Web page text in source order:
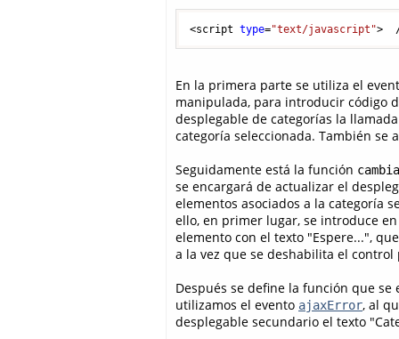
<script type="text/javascript">
En la primera parte se utiliza el
manipulada, para introducir código
desplegable de categorías la
categoría seleccionada. También se
Seguidamente está la función
se encargará de actualizar el
elementos asociados a la categoría
ello, en primer lugar, se introduce
elemento con el texto "Espere...",
a la vez que se deshabilita el
Después se define la función que
utilizamos el evento ajaxError, al
desplegable secundario el texto